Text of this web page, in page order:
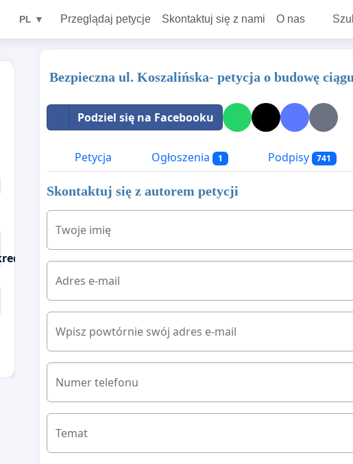
PL ▼ Przeglądaj petycje Skontaktuj się z nami O nas
Bezpieczna ul. Koszalińska- petycja o budowę
Podziel się na Facebooku
Petycja Ogłoszenia 1 Podpisy 741
Skontaktuj się z autorem petycji
Twoje imię
Adres e-mail
Wpisz powtórnie swój adres e-mail
Numer telefonu
Temat